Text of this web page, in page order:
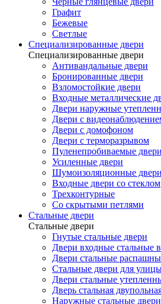
Графит
Бежевые
Светлые
Специализированные двери
Специализированные двери
Антивандальные двери
Бронированные двери
Взломостойкие двери
Входные металлические
Двери наружные
Двери с
Двери с домофоном
Двери с терморазрывом
Пуленепробиваемые двери
Усиленные двери
Шумоизоляционные двери
Входные двери со стеклом
Трехконтурные
Со скрытыми петлями
Стальные двери
Стальные двери
Гнутые стальные двери
Двери входные стальные
Двери стальные
Стальные двери для
Двери стальные
Дверь стальная
Наружные стальные двери